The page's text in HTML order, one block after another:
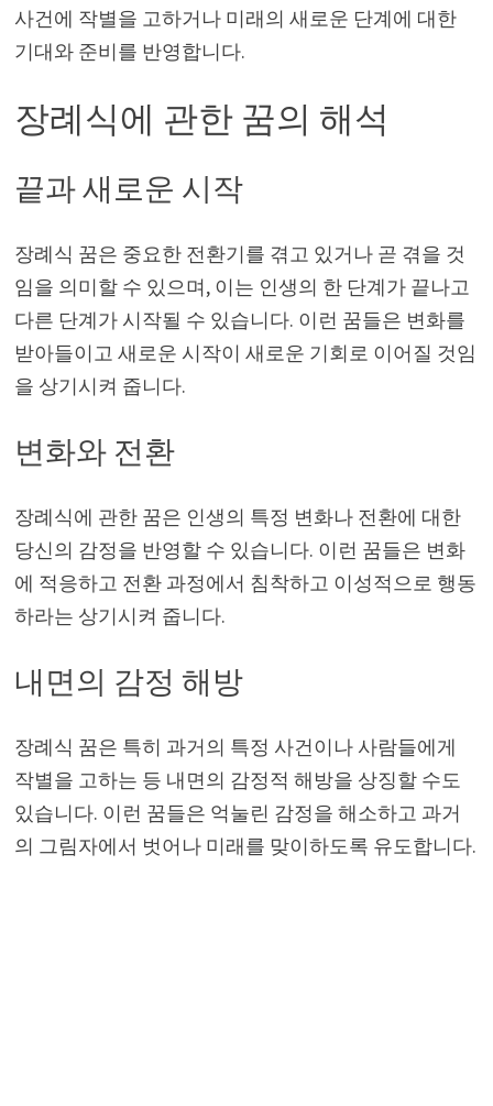
사건에 작별을 고하거나 미래의 새로운 단계에 대한
기대와 준비를 반영합니다.
장례식에 관한 꿈의 해석
끝과 새로운 시작
장례식 꿈은 중요한 전환기를 겪고 있거나 곧 겪을 것
임을 의미할 수 있으며, 이는 인생의 한 단계가 끝나고
다른 단계가 시작될 수 있습니다. 이런 꿈들은 변화를
받아들이고 새로운 시작이 새로운 기회로 이어질 것임
을 상기시켜 줍니다.
변화와 전환
장례식에 관한 꿈은 인생의 특정 변화나 전환에 대한
당신의 감정을 반영할 수 있습니다. 이런 꿈들은 변화
에 적응하고 전환 과정에서 침착하고 이성적으로 행동
하라는 상기시켜 줍니다.
내면의 감정 해방
장례식 꿈은 특히 과거의 특정 사건이나 사람들에게
작별을 고하는 등 내면의 감정적 해방을 상징할 수도
있습니다. 이런 꿈들은 억눌린 감정을 해소하고 과거
의 그림자에서 벗어나 미래를 맞이하도록 유도합니다.